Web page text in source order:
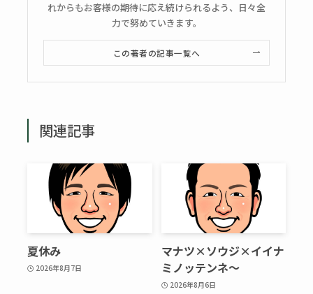
れからもお客様の期待に応え続けられるよう、日々全
力で努めていきます。
この著者の記事一覧へ
関連記事
夏休み
2026年8月7日
マナツ×ソウジ×イイナ
ミノッテンネ～
2026年8月6日